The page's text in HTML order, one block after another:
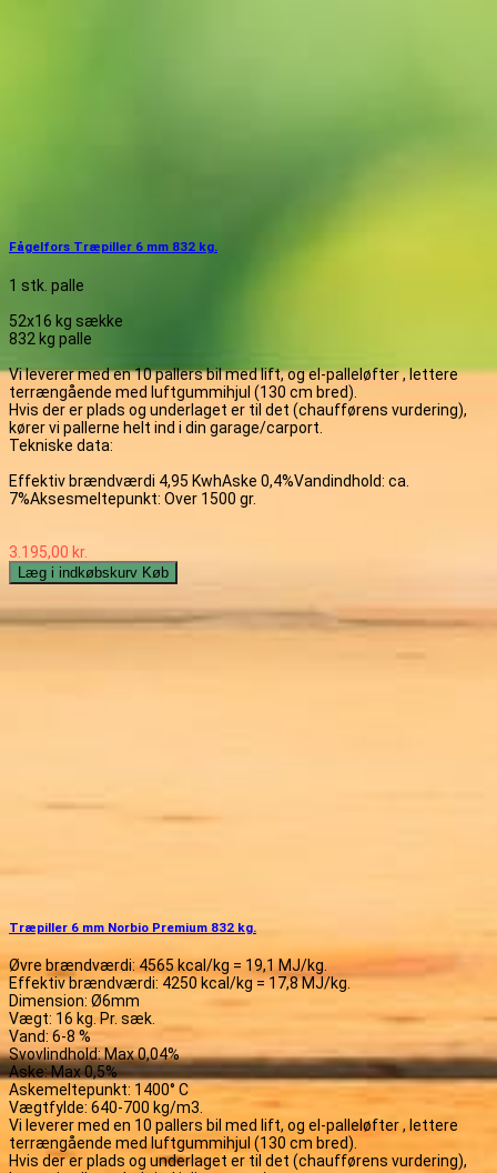
Fågelfors Træpiller 6 mm 832 kg.
1 stk. palle
52x16 kg sække
832 kg palle
Vi leverer med en 10 pallers bil med lift, og el-palleløfter , lettere
terrængående med luftgummihjul (130 cm bred).
Hvis der er plads og underlaget er til det (chaufførens vurdering),
kører vi pallerne helt ind i din garage/carport.
Tekniske data:
Effektiv brændværdi 4,95 KwhAske 0,4%Vandindhold: ca.
7%Aksesmeltepunkt: Over 1500 gr.
3.195,00 kr.
Læg i indkøbskurv Køb
Træpiller 6 mm Norbio Premium 832 kg.
Øvre brændværdi: 4565 kcal/kg = 19,1 MJ/kg.
Effektiv brændværdi: 4250 kcal/kg = 17,8 MJ/kg.
Dimension: Ø6mm
Vægt: 16 kg. Pr. sæk.
Vand: 6-8 %
Svovlindhold: Max 0,04%
Aske: Max 0,5%
Askemeltepunkt: 1400° C
Vægtfylde: 640-700 kg/m3.
Vi leverer med en 10 pallers bil med lift, og el-palleløfter , lettere
terrængående med luftgummihjul (130 cm bred).
Hvis der er plads og underlaget er til det (chaufførens vurdering),